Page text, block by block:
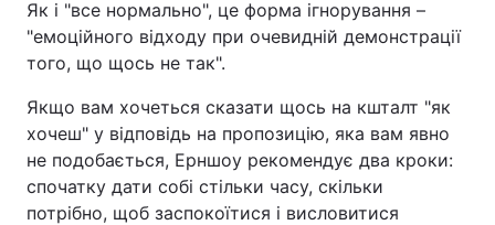
Як і "все нормально", це форма ігнорування –
"емоційного відходу при очевидній демонстрації
того, що щось не так".
Якщо вам хочеться сказати щось на кшталт "як
хочеш" у відповідь на пропозицію, яка вам явно
не подобається, Ерншоу рекомендує два кроки:
спочатку дати собі стільки часу, скільки
потрібно, щоб заспокоїтися і висловитися